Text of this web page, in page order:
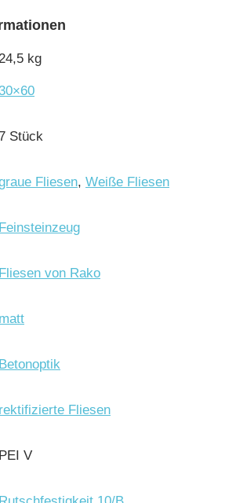
24,5 kg
Stück
Fliesen, Weiße Fliesen
Feinsteinzeug
Fliesen von Rako
matt
Betonoptik
rektifizierte Fliesen
PEI V